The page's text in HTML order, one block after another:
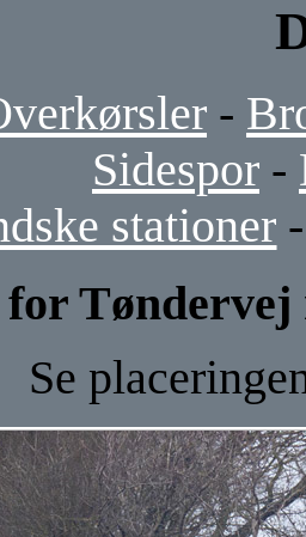
-
Sidespor -
stationer
for
Se